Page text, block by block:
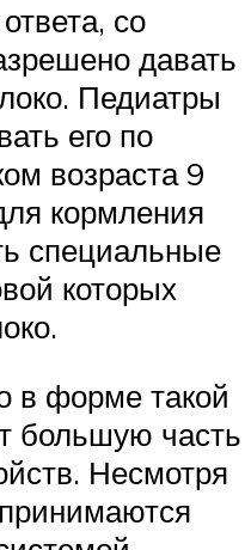
со
давать
Педиатры
его по
возраста 9
кормления
специальные
которых
в форме такой
большую часть
Несмотря